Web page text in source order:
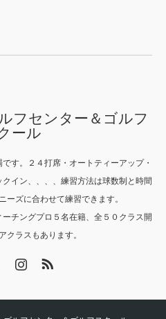
フセンター＆ゴルフ
ール
す。２４打席・オートティーアップ・
イン、、、、練習方法は球数制と時間
ーズに合わせて練習できます。
チングプロ５名在籍、全５０クラス開
クラスもあります。